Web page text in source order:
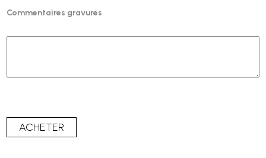
Commentaires gravures